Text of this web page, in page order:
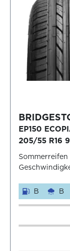
EP150
205/55 R16
Sommerreifen
B B